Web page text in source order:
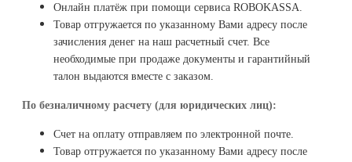
Ограничение тока КЗ и
перегрузки
входной автоматический
выключатель с B-
характеристикой
электромагнитной защиты
Байпас
электронный
Микроконтроллерное
есть
Анализатор сети и
состояния стабилизатора
Онлайн платёж при помощи сервиса ROBOKASSA.
Товар отгружается по указанному Вами адресу после
зачисления денег на наш расчетный счет. Все
необходимые при продаже документы и гарантийный
талон выдаются вместе с заказом.
По безналичному расчету (для юридических лиц):
Счет на оплату отправляем по электронной почте.
Товар отгружается по указанному Вами адресу после